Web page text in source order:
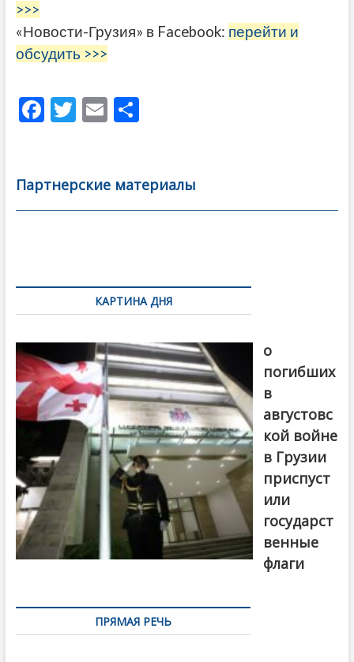
>>>
«Новости-Грузия» в Facebook: перейти и
обсудить >>>
F
b
o
T
er
E
l
О
а
в
Партнерские материалы
по
записямКАРТИНА ДНЯ
о
погибших
в
августовс
кой войне
в Грузии
приспуст
или
государст
венные
флаги
ПРЯМАЯ РЕЧЬ